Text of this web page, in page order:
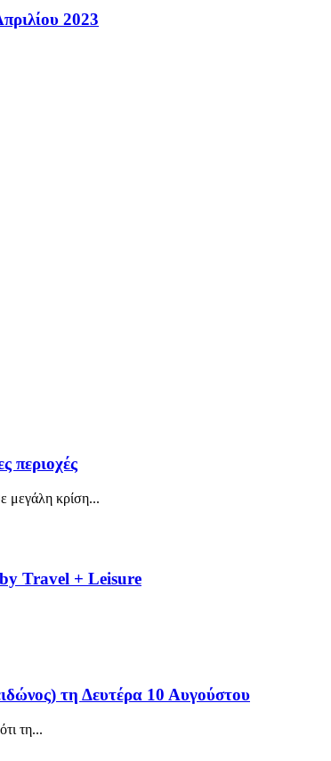
2023
περιοχές
μεγάλη κρίση...
Travel + Leisure
τη Δευτέρα 10 Αυγούστου
τη...